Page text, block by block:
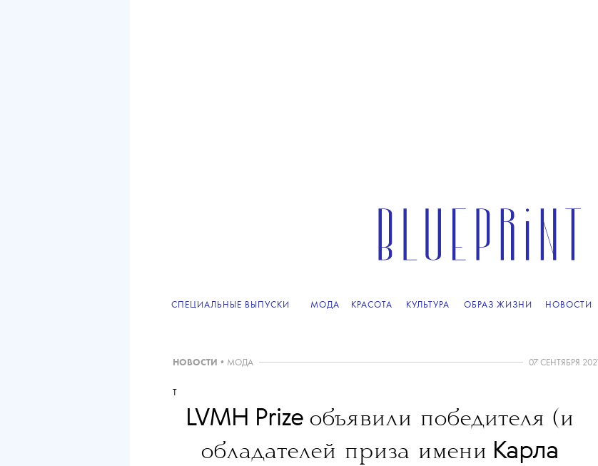
СПЕЦИАЛЬНЫЕ ВЫПУСКИ МОДА КРАСОТА КУЛЬТУРА ОБРАЗ ЖИЗНИ НОВОСТИ
НОВОСТИ • МОДА 07 СЕНТЯБРЯ 2021
LVMH Prize объявили победителя (и
обладателей приза имени Карла